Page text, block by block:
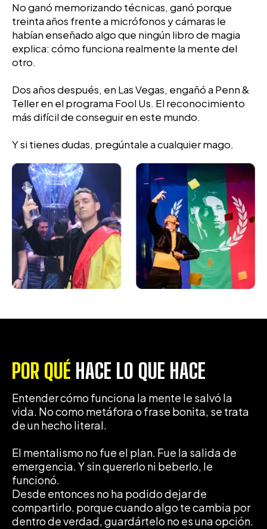
No ganó memorizando técnicas, ganó porque
treinta años frente a micrófonos y cámaras le
habían enseñado algo que ningún libro de magia
explica: cómo funciona realmente la mente del
otro.
Dos años después, en Las Vegas, engañó a Penn &
Teller en el programa Fool Us. El reconocimiento
más difícil de conseguir en este mundo.
Y si tienes dudas, pregúntale a cualquier mago.
POR QUÉ HACE LO QUE HACE
Entender cómo funciona la mente le salvó la
vida. No como metáfora o frase bonita, se trata
de un hecho literal.
El mentalismo no fue el plan. Fue la salida de
emergencia. Y sin quererlo ni beberlo, le
funcionó.
Desde entonces no ha podido dejar de
compartirlo. porque cuando algo te cambia por
dentro de verdad, guardártelo no es una opción.